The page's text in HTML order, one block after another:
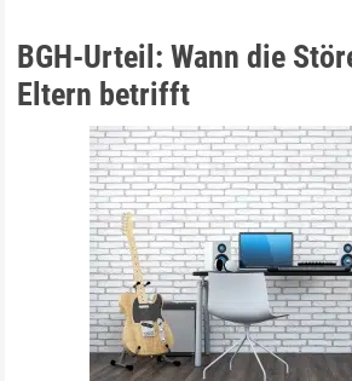
BGH-Urteil: Wann die
Eltern betrifft